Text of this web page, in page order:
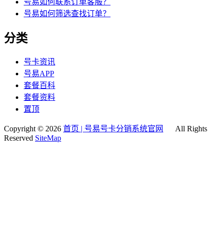
号易如何筛选查找订单？
分类
号卡资讯
号易APP
套餐百科
套餐资料
置顶
Copyright © 2026 首页 | 号易号卡分销系统官网
All Rights
Reserved SiteMap